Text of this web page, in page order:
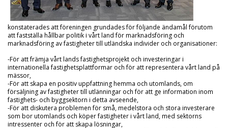
konstaterades att föreningen grundades för följande ändamål förutom
att fastställa hållbar politik i vårt land för marknadsföring och
marknadsföring av fastigheter till utländska individer och organisationer:
-För att främja vårt lands fastighetsprojekt och investeringar i
internationella fastighetsplattformar och för att representera vårt land på
mässor,
-För att skapa en positiv uppfattning hemma och utomlands, om
försäljning av fastigheter till utlänningar och för att ge information inom
fastighets- och byggsektorn i detta avseende,
-För att diskutera problemen för små, medelstora och stora investerare
som bor utomlands och köper fastigheter i vårt land, med sektorns
intressenter och för att skapa lösningar,